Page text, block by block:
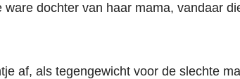
dochter van haar mama, vandaar
af, als tegengewicht voor de slechte